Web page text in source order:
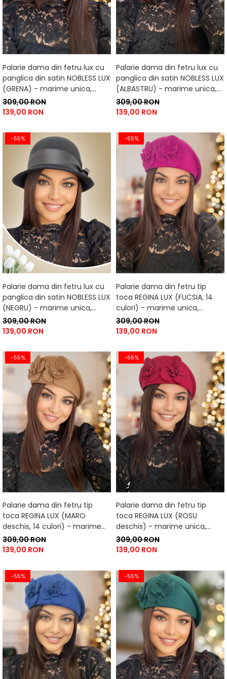
Palarie dama din fetru lux cu
panglica din satin NOBLESS LUX
(GRENA) - marime unica,
reglabila
309,00 RON
139,00 RON
Palarie dama din fetru lux cu
panglica din satin NOBLESS LUX
(ALBASTRU) - marime unica,
reglabila
309,00 RON
139,00 RON
-55%
Palarie dama din fetru lux cu
panglica din satin NOBLESS LUX
(NEGRU) - marime unica,
reglabila
309,00 RON
139,00 RON
-55%
Palarie dama din fetru tip
toca REGINA LUX (FUCSIA, 14
culori) - marime unica,
reglabila
309,00 RON
139,00 RON
-55%
Palarie dama din fetru tip
toca REGINA LUX (MARO
deschis, 14 culori) - marime
unica, reglabila
309,00 RON
139,00 RON
-55%
Palarie dama din fetru tip
toca REGINA LUX (ROSU
deschis) - marime unica,
reglabila
309,00 RON
139,00 RON
-55% -55%